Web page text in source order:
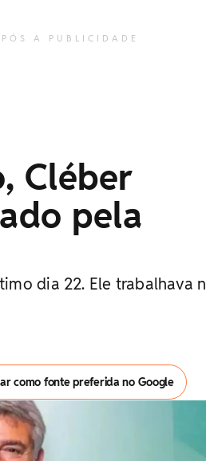
A PUBLICIDADE
Cléber
pela
dia 22. Ele trabalhava
como fonte preferida no Google